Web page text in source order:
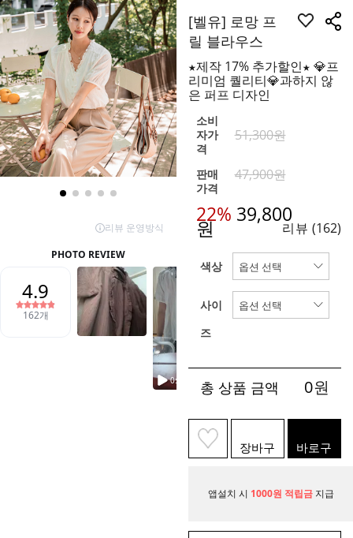
[벨유] 로망 프
릴 블라우스
★제작 17% 추가할인★ 💎프
리미엄 퀄리티💎과하지 않
은 퍼프 디자인
소비
자가
격
51,300원
판매
가격
47,900원
22% 39,800
원 리뷰 (162)
색상
사이
즈
총 상품 금액 0원
장바구
니
바로구
매
앱설치 시 1000원 적립금 지급